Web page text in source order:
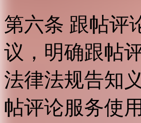
第六条 跟帖评
议，明确跟帖
法律法规告知
帖评论服务使